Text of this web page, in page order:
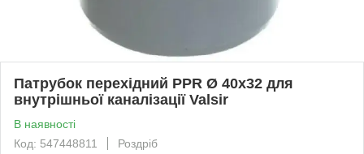
Патрубок перехідний PPR Ø 40х32 для
внутрішньої каналізації Valsir
В наявності
Код: 547448811
Роздріб